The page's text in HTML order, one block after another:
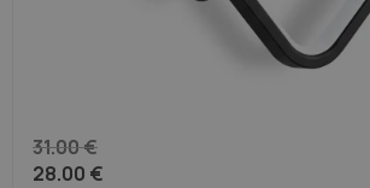
31.00€
28.00 €